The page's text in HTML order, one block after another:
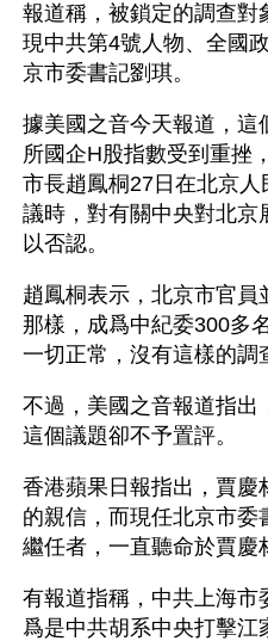
報道稱，被鎖定的調查對
現中共第4號人物、全國
京市委書記劉琪。
據美國之音今天報道，這
所國企H股指數受到重挫
市長趙鳳桐27日在北京
議時，對有關中央對北京
以否認。
趙鳳桐表示，北京市官員
那樣，成爲中紀委300多
一切正常，沒有這樣的調
不過，美國之音報道指出
這個議題卻不予置評。
香港蘋果日報指出，賈慶
的親信，而現任北京市委
繼任者，一直聽命於賈慶
有報道指稱，中共上海市
爲是中共胡系中央打擊